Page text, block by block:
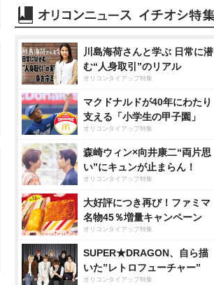
川島海荷さんと学ぶ 日常に潜
む“人身取引”のリアル
オリコンタイアップ特集
マクドナルドが40年にわたり
支える「小学生の甲子園」
オリコンタイアップ特集
森崎ウィン×向井康二“両片思
い”にキュンが止まらん！
オリコンタイアップ特集
大好評につき再び！ファミマ
名物45％増量キャンペーン
オリコンタイアップ特集
SUPER★DRAGON、自ら描
いた”レトロフューチャー”
オリコンタイアップ特集